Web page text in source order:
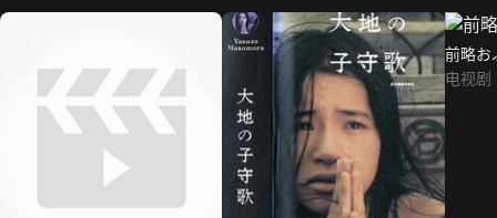
前略お
电视剧